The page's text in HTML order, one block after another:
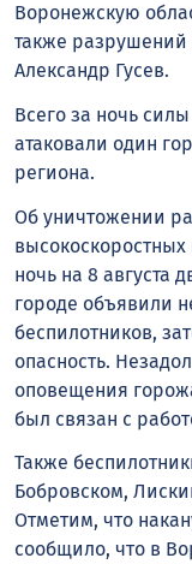
Воронежскую
также разрушений
Александр Гусев.
Всего за ночь
атаковали один
региона.
Об уничтожении
ночь на 8 августа
городе объявили
беспилотников,
опасность.
оповещения
был связан с
Также
Бобровском,
Отметим, что
сообщило, что в